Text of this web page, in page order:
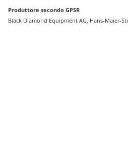
Produttore secondo GPSR
Black Diamond Equipment AG, Hans-Maier-